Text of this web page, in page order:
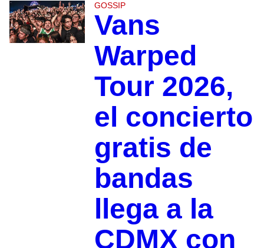
GOSSIP
Vans
Warped
Tour 2026,
el concierto
gratis de
bandas
llega a la
CDMX con